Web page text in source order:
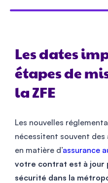
Les dates
étapes de
la ZFE
Les nouvelles
nécessitent souvent
en matière d’assurance
votre contrat est à jour
sécurité dans la